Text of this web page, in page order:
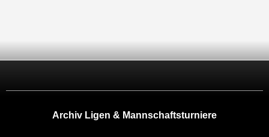
Archiv Ligen & Mannschaftsturniere